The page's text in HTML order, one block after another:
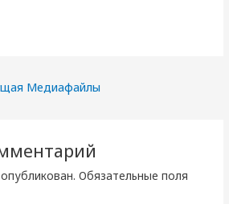
Медиафайлы
Обязательные поля